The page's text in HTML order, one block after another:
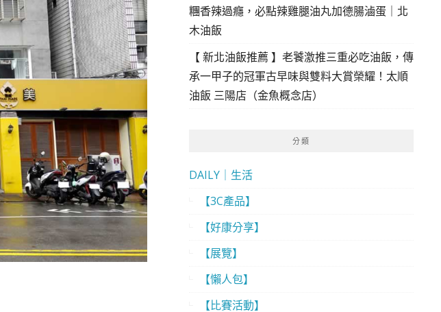
糰香辣過癮，必點辣雞腿油丸加德腸滷蛋｜北
木油飯
【 新北油飯推薦 】老饕激推三重必吃油飯，傳
承一甲子的冠軍古早味與雙料大賞榮耀！太順
油飯 三陽店（金魚概念店）
分類
DAILY｜生活
【3C產品】
【好康分享】
【展覽】
【懶人包】
【比賽活動】